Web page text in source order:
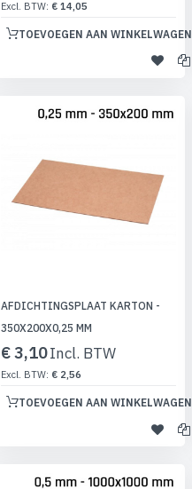
€ 14,05
TOEVOEGEN AAN WINKELWAGEN
AFDICHTINGSPLAAT KARTON -
350X200X0,25 MM
€ 3,10
€ 2,56
TOEVOEGEN AAN WINKELWAGEN